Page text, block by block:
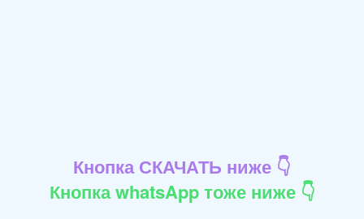
Кнопка СКАЧАТЬ ниже 👇
Кнопка whatsApp тоже ниже 👇